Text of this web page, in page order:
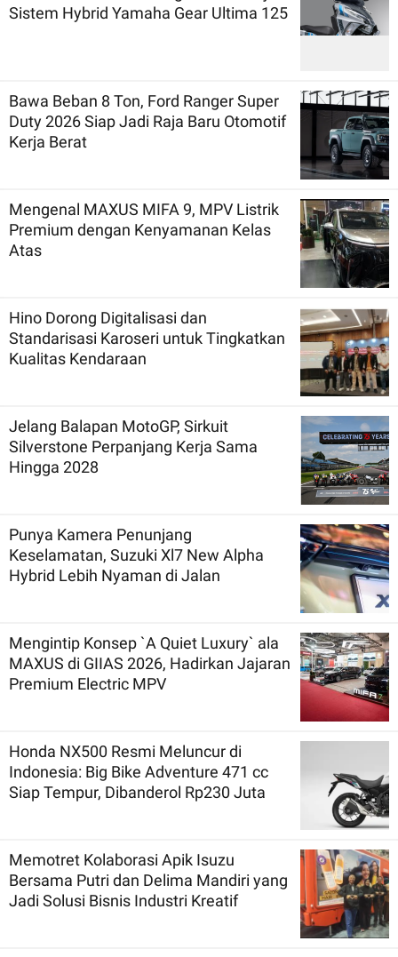
Sistem Hybrid Yamaha Gear Ultima 125
Bawa Beban 8 Ton, Ford Ranger Super
Duty 2026 Siap Jadi Raja Baru Otomotif
Kerja Berat
Mengenal MAXUS MIFA 9, MPV Listrik
Premium dengan Kenyamanan Kelas
Atas
Hino Dorong Digitalisasi dan
Standarisasi Karoseri untuk Tingkatkan
Kualitas Kendaraan
Jelang Balapan MotoGP, Sirkuit
Silverstone Perpanjang Kerja Sama
Hingga 2028
Punya Kamera Penunjang
Keselamatan, Suzuki Xl7 New Alpha
Hybrid Lebih Nyaman di Jalan
Mengintip Konsep `A Quiet Luxury` ala
MAXUS di GIIAS 2026, Hadirkan Jajaran
Premium Electric MPV
Honda NX500 Resmi Meluncur di
Indonesia: Big Bike Adventure 471 cc
Siap Tempur, Dibanderol Rp230 Juta
Memotret Kolaborasi Apik Isuzu
Bersama Putri dan Delima Mandiri yang
Jadi Solusi Bisnis Industri Kreatif